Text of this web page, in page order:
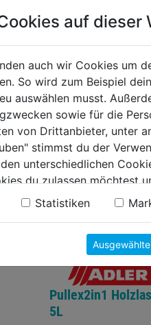
AUS DIESER
Pullex2in1
5L
auf dieser
auch wir Cookies um
So wird zum Beispiel
auswählen musst.
sowie für die
von Drittanbieter, unter
stimmst du der
unterschiedlichen
du zulassen möchtest
unsererStatistiken